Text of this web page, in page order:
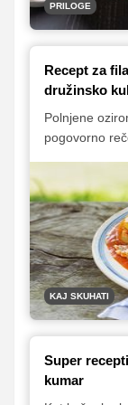
PRILOGE
Recept za
družinsko
Polnjene
pogovorno
prisegale že
dobre
in pri tem tudi
KAJ SKUHATI
Super
kumar